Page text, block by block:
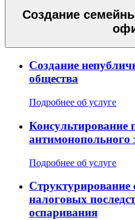
Создание
Создание
общества
Подробнее об услуге
Консультирование
антимонопольного
Подробнее об услуге
Структурирование
налоговых
оспаривания